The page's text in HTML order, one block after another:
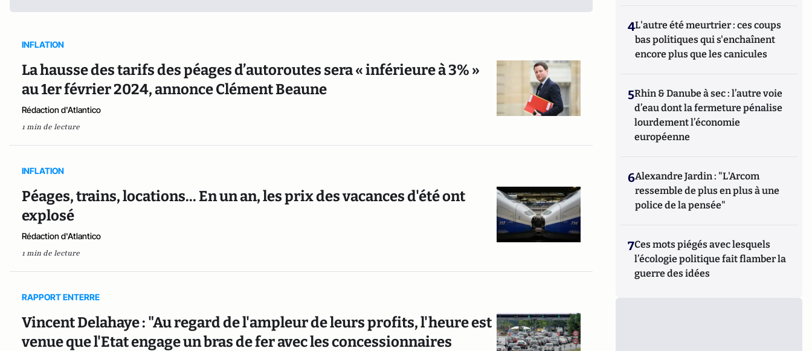
INFLATION
La hausse des tarifs des péages d’autoroutes sera « inférieure à 3% »
au 1er février 2024, annonce Clément Beaune
Rédaction d'Atlantico
1 min de lecture
INFLATION
Péages, trains, locations... En un an, les prix des vacances d'été ont
explosé
Rédaction d'Atlantico
1 min de lecture
RAPPORT ENTERRE
Vincent Delahaye : "Au regard de l'ampleur de leurs profits, l'heure est
venue que l'Etat engage un bras de fer avec les concessionnaires
4L'autre été meurtrier : ces coups
bas politiques qui s'enchaînent
encore plus que les canicules
5Rhin & Danube à sec : l’autre voie
d’eau dont la fermeture pénalise
lourdement l’économie
européenne
6Alexandre Jardin : "L'Arcom
ressemble de plus en plus à une
police de la pensée"
7Ces mots piégés avec lesquels
l’écologie politique fait flamber la
guerre des idées